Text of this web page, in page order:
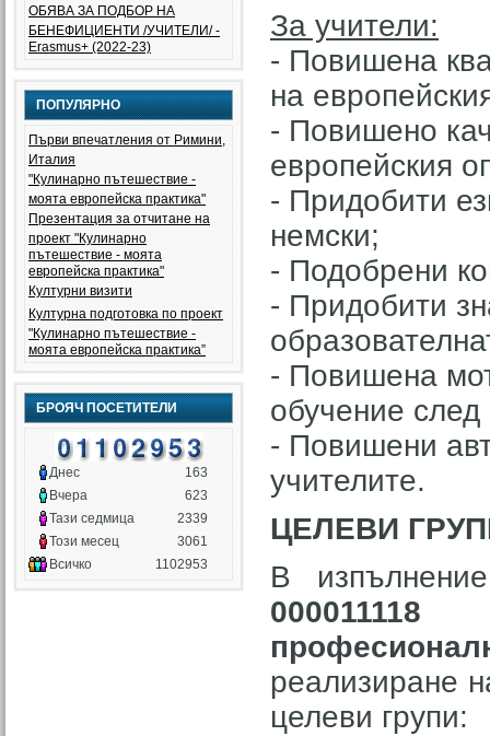
ОБЯВА ЗА ПОДБОР НА
БЕНЕФИЦИЕНТИ /УЧИТЕЛИ/ -
Еrasmus+ (2022-23)
ПОПУЛЯРНО
Първи впечатления от Римини,
Италия
"Кулинарно пътешествие -
моята европейска практика"
Презентация за отчитане на
проект "Кулинарно
пътешествие - моята
европейска практика"
Културни визити
Културна подготовка по проект
"Кулинарно пътешествие -
моята европейска практика”
БРОЯЧ ПОСЕТИТЕЛИ
Днес
163
Вчера
623
Тази седмица
2339
Този месец
3061
Всичко
1102953
За учители:
- Повишена
на
- Повишено
европейския
- Придобити
немски;
- Подобрени
- Придобити
- Повишена
обучение
- Повишени
учителите.
ЦЕЛЕВИ
В
реализиране
целеви групи: